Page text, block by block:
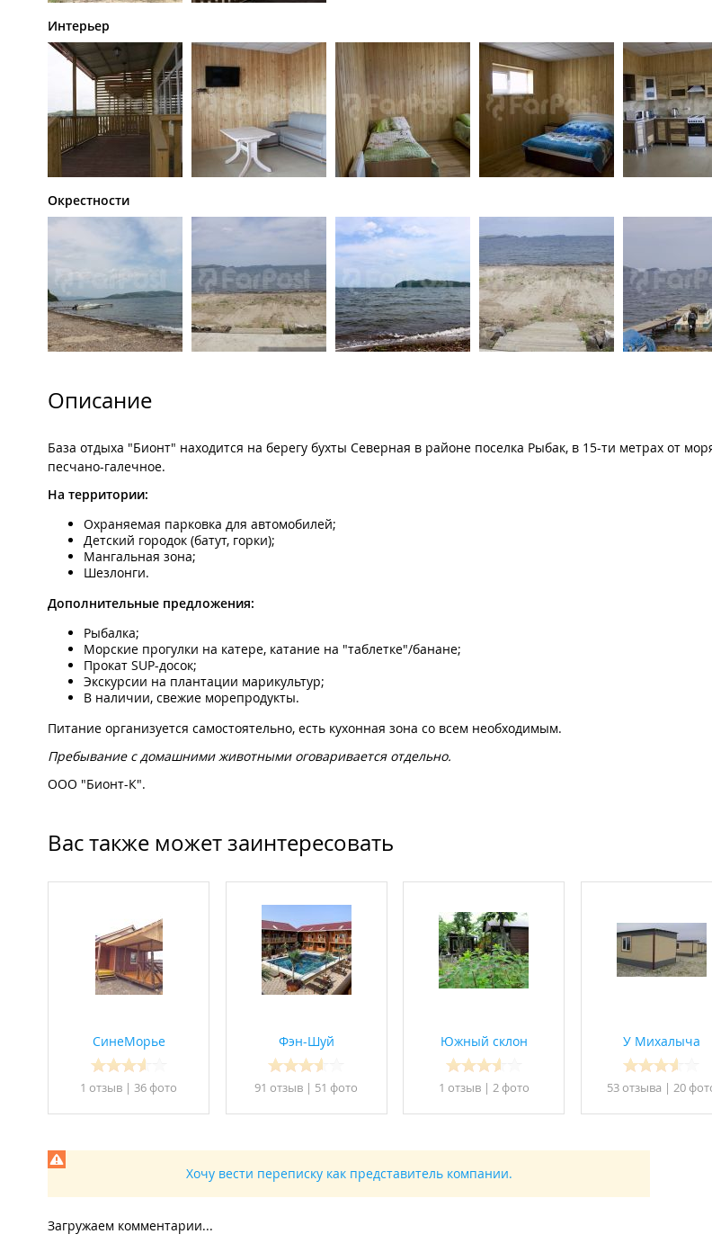
Интерьер
Окрестности
Описание
База отдыха "Бионт" находится на берегу бухты Северная в районе поселка Рыбак, в 15-ти метрах от
песчано-галечное.
На территории:
Охраняемая парковка для автомобилей;
Детский городок (батут, горки);
Мангальная зона;
Шезлонги.
Дополнительные предложения:
Рыбалка;
Морские прогулки на катере, катание на "таблетке"/банане;
Прокат SUP-досок;
Экскурсии на плантации марикультур;
В наличии, свежие морепродукты.
Питание организуется самостоятельно, есть кухонная зона со всем необходимым.
Пребывание с домашними животными оговаривается отдельно.
ООО "Бионт-К".
Вас также может заинтересовать
СинеМорье
1 отзыв | 36 фото
Фэн-Шуй
91 отзыв | 51 фото
Южный склон
1 отзыв | 2 фото
У Михалыча
53 отзывa | 20
Хочу вести переписку как представитель компании.
Загружаем комментарии...